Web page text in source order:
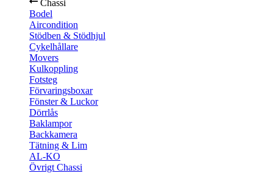
Chassi
Bodel
Aircondition
Stödben & Stödhjul
Cykelhållare
Movers
Kulkoppling
Fotsteg
Förvaringsboxar
Fönster & Luckor
Dörrlås
Baklampor
Backkamera
Tätning & Lim
AL-KO
Övrigt Chassi